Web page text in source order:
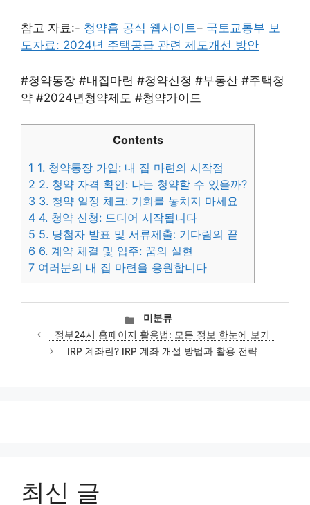
참고 자료:- 청약홈 공식 웹사이트– 국토교통부 보
도자료: 2024년 주택공급 관련 제도개선 방안
#청약통장 #내집마련 #청약신청 #부동산 #주택청
약 #2024년청약제도 #청약가이드
Contents
1 1. 청약통장 가입: 내 집 마련의 시작점
2 2. 청약 자격 확인: 나는 청약할 수 있을까?
3 3. 청약 일정 체크: 기회를 놓치지 마세요
4 4. 청약 신청: 드디어 시작됩니다
5 5. 당첨자 발표 및 서류제출: 기다림의 끝
6 6. 계약 체결 및 입주: 꿈의 실현
7 여러분의 내 집 마련을 응원합니다
카
테
고
리
미분류
정부24시 홈페이지 활용법: 모든 정보 한눈에 보기
IRP 계좌란? IRP 계좌 개설 방법과 활용 전략
최신 글